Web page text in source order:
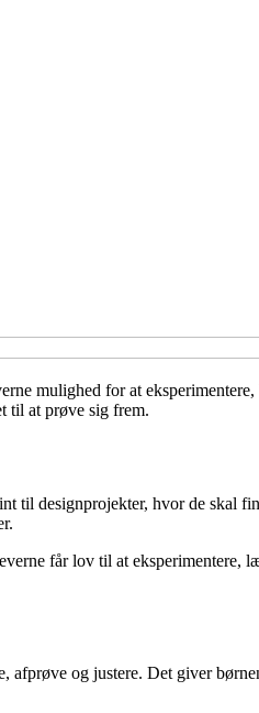
mulighed for at
til at prøve sig frem.
til designprojekter, hvor de skal
får lov til at eksperimentere,
afprøve og justere. Det giver